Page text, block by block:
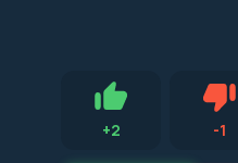
+2Нравится -1